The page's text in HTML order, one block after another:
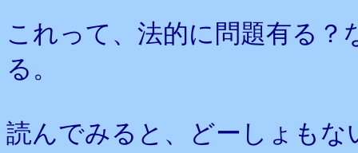
これって、法的に問題有る
る。
読んでみると、どーしょもな